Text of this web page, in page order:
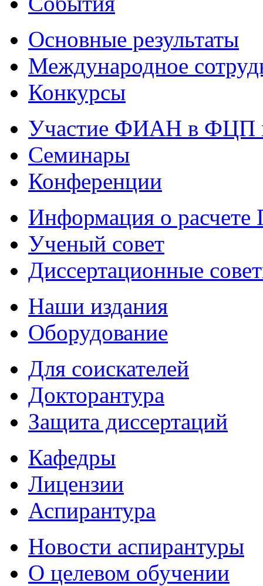
Основные результаты
Международное
Конкурсы
Участие ФИАН в ФЦП
Семинары
Конференции
Информация о
Ученый совет
Диссертационные
Наши издания
Оборудование
Для соискателей
Докторантура
Защита диссертаций
Кафедры
Лицензии
Аспирантура
Новости аспирантуры
О целевом обучении